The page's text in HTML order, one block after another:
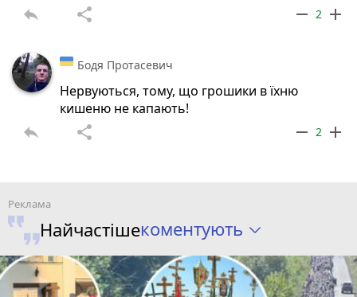
reply share remove 2 add
Бодя Протасевич
Нервуються, тому, що грошики в їхню
кишеню не капають!
reply share remove 2 add
Найчастішекоментують